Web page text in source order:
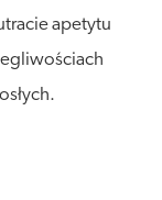
apetytu